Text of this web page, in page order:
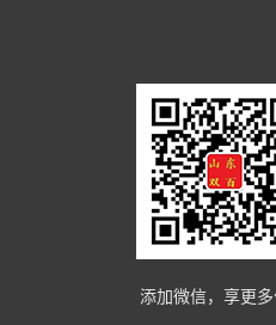
添加微信，享更